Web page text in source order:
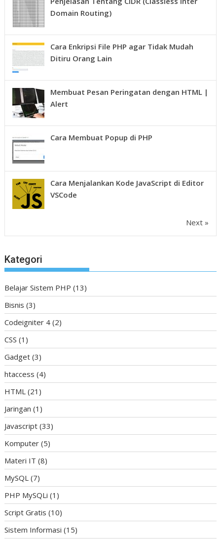
Domain Routing)
Cara Enkripsi File PHP agar Tidak Mudah
Ditiru Orang Lain
Membuat Pesan Peringatan dengan HTML |
Alert
Cara Membuat Popup di PHP
Cara Menjalankan Kode JavaScript di Editor
VSCode
Next »
Kategori
Belajar Sistem PHP (13)
Bisnis (3)
Codeigniter 4 (2)
CSS (1)
Gadget (3)
htaccess (4)
HTML (21)
Jaringan (1)
Javascript (33)
Komputer (5)
Materi IT (8)
MySQL (7)
PHP MySQLi (1)
Script Gratis (10)
Sistem Informasi (15)